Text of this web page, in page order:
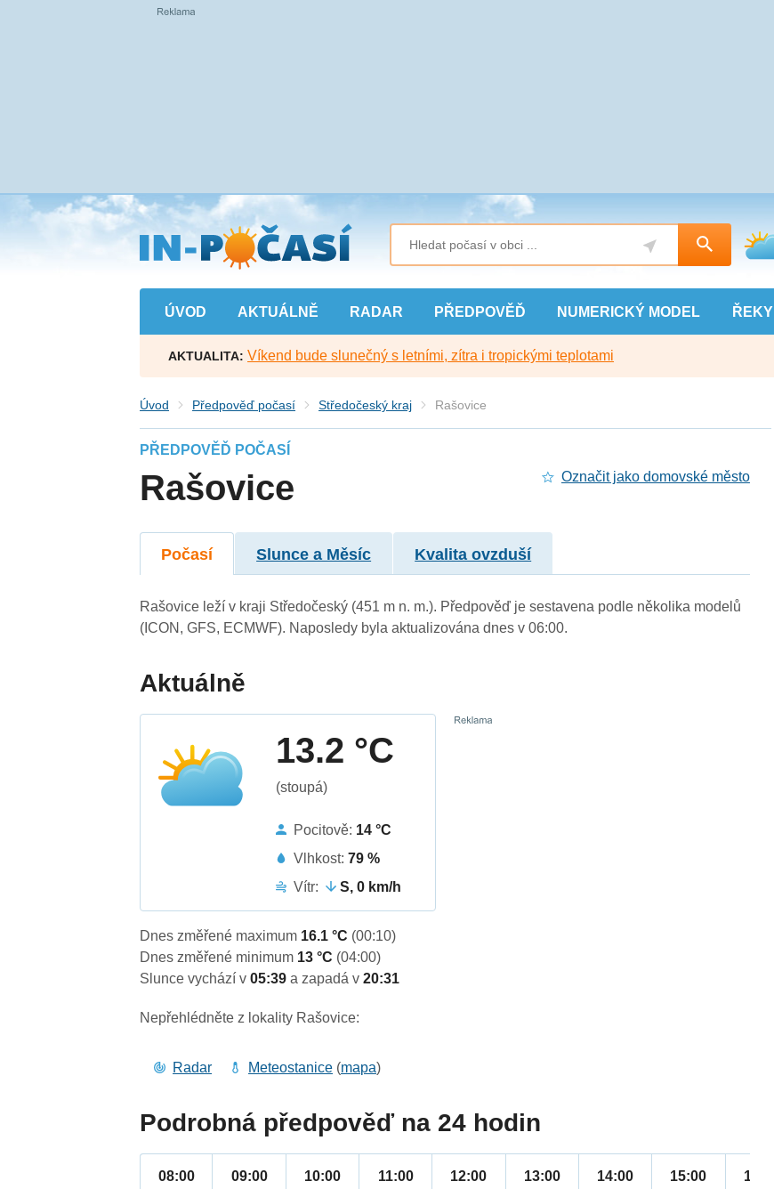
Přejít
na
hlavní
obsah
ÚVOD AKTUÁLNĚ RADAR PŘEDPOVĚĎ NUMERICKÝ MODEL ŘEKY
AKTUALITA: Víkend bude slunečný s letními, zítra i tropickými teplotami
Úvod Předpověď počasí Středočeský kraj Rašovice
PŘEDPOVĚĎ POČASÍ
Rašovice Označit jako domovské město
Počasí Slunce a Měsíc Kvalita ovzduší
Rašovice leží v kraji Středočeský (451 m n. m.). Předpověď je sestavena podle několika modelů
(ICON, GFS, ECMWF). Naposledy byla aktualizována dnes v 06:00.
Aktuálně
13.2 °C
(stoupá)
Pocitově: 14 °C
Vlhkost:79 %
Vítr:
S, 0 km/h
Dnes změřené maximum 16.1 °C (00:10)
Dnes změřené minimum 13 °C (04:00)
Slunce vychází v05:39a zapadá v20:31
Nepřehlédněte z lokality Rašovice:
Radar Meteostanice (mapa)
Podrobná předpověď na 24 hodin
08:00 09:00 10:00 11:00 12:00 13:00 14:00 15:00 16:00